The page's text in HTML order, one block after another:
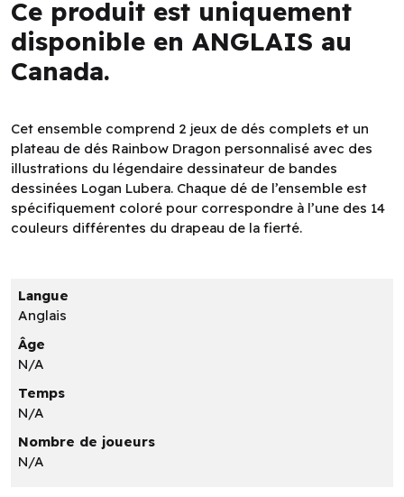
Ce produit est uniquement
disponible en ANGLAIS au
Canada.
Cet ensemble comprend 2 jeux de dés complets et un
plateau de dés Rainbow Dragon personnalisé avec des
illustrations du légendaire dessinateur de bandes
dessinées Logan Lubera. Chaque dé de l’ensemble est
spécifiquement coloré pour correspondre à l’une des 14
couleurs différentes du drapeau de la fierté.
Langue
Anglais
Âge
N/A
Temps
N/A
Nombre de joueurs
N/A